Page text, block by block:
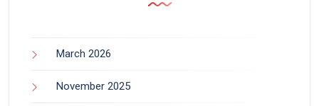
March 2026
November 2025